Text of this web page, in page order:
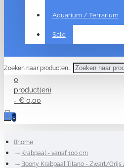
Aquarium / Terrarium
Sale
Zoeken naar producten...
0
product(en)
- € 0,00
0
home
Krabpaal - vanaf 100 cm
Boony Krabpaal Titano - Zwart/Grijs